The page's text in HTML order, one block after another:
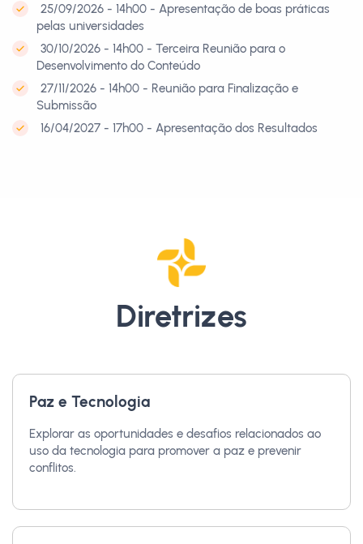
25/09/2026 - 14h00 - Apresentação de boas práticas
pelas universidades
30/10/2026 - 14h00 - Terceira Reunião para o
Desenvolvimento do Conteúdo
27/11/2026 - 14h00 - Reunião para Finalização e
Submissão
16/04/2027 - 17h00 - Apresentação dos Resultados
Diretrizes
Paz e Tecnologia
Explorar as oportunidades e desafios relacionados ao
uso da tecnologia para promover a paz e prevenir
conflitos.